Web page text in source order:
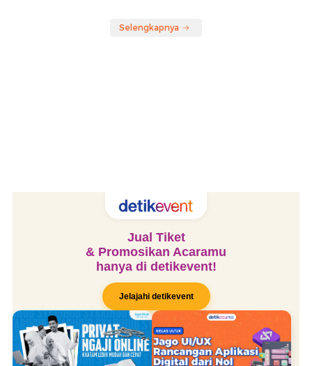
Selengkapnya